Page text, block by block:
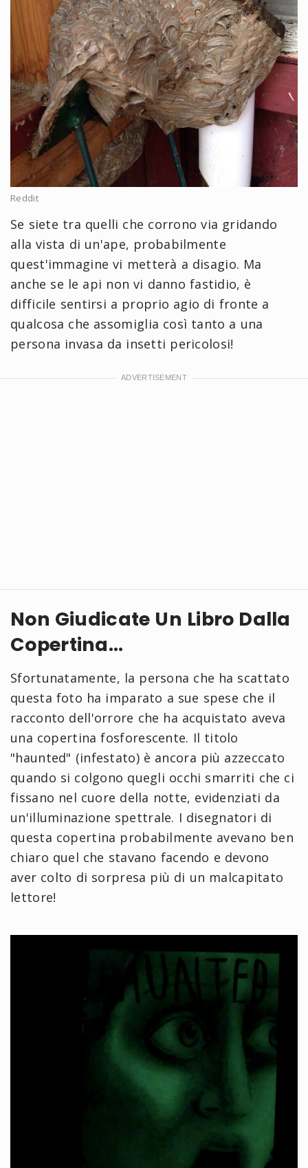
Reddit
Se siete tra quelli che corrono via gridando
alla vista di un'ape, probabilmente
quest'immagine vi metterà a disagio. Ma
anche se le api non vi danno fastidio, è
difficile sentirsi a proprio agio di fronte a
qualcosa che assomiglia così tanto a una
persona invasa da insetti pericolosi!
Non Giudicate Un Libro Dalla
Copertina...
Sfortunatamente, la persona che ha scattato
questa foto ha imparato a sue spese che il
racconto dell'orrore che ha acquistato aveva
una copertina fosforescente. Il titolo
"haunted" (infestato) è ancora più azzeccato
quando si colgono quegli occhi smarriti che ci
fissano nel cuore della notte, evidenziati da
un'illuminazione spettrale. I disegnatori di
questa copertina probabilmente avevano ben
chiaro quel che stavano facendo e devono
aver colto di sorpresa più di un malcapitato
lettore!